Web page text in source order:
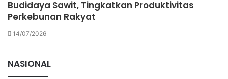
Budidaya Sawit, Tingkatkan Produktivitas
Perkebunan Rakyat
14/07/2026
NASIONAL